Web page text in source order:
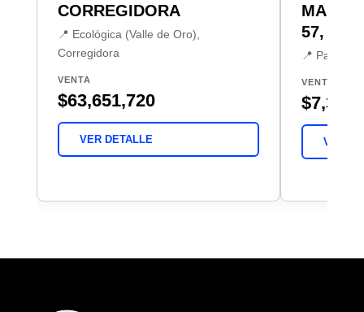
CORREGIDORA
📍 Ecológica (Valle de Oro),
Corregidora
VENTA
$63,651,720
VER DETALLE
57,
📍 Palo
VENTA
VER